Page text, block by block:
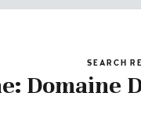
SEARCH
Domaine